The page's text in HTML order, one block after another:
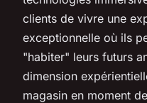
clients de vivre une
exceptionnelle où ils
"habiter" leurs futurs
dimension
magasin en moment